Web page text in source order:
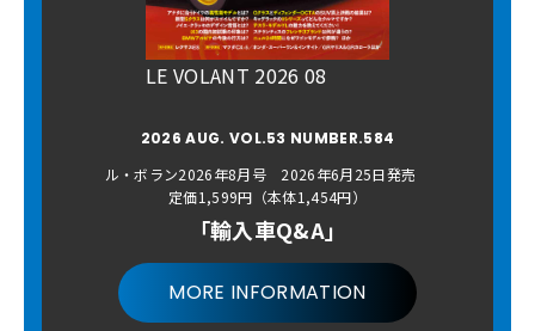
LE VOLANT 2026 08
2026 AUG. VOL.53 NUMBER.584
ル・ボラン2026年8月号 2026年6月25日発売
定価1,599円（本体1,454円）
「輸入車Q&A」
MORE INFORMATION